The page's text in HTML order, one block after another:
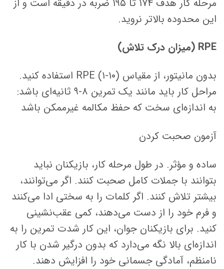
این محدوده بالاتر نروید.
RPE (میزان درک تلاش)
بدون مانیتور، از مقیاس RPE (۱-۱۰) استفاده کنید.
مراحل کار باید مانند یک تمرین ۸-۹ ثانیه‌ای باشد:
به اندازه‌ای سخت که حفظ مکالمه غیرممکن باشد
آزمون صحبت کردن
ساده و مؤثر. در طول مرحله کار، بازیکنان نباید
بتوانند با جملات کامل صحبت کنند. اگر می‌توانند،
بیشتر تلاش کنند. اگر کلمات را به سختی ادا می‌کنند
و فرم خود را از دست می‌دهند، کمی عقب‌نشینی
کنید. برای بازیکنان جوان، این کار شدت تمرین را به
اندازه‌ای بالا نگه می‌دارد که بدون درگیر شدن با کار
نامنظم، آمادگی جسمانی خود را افزایش دهند.